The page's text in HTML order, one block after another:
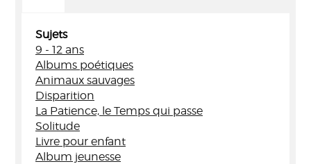
Sujets
9 - 12 ans
Albums poétiques
Animaux sauvages
Disparition
La Patience, le Temps qui passe
Solitude
Livre pour enfant
Album jeunesse